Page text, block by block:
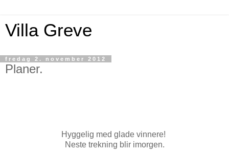
Villa Greve
fredag 2. november 2012
Planer.
Hyggelig med glade vinnere!
Neste trekning blir imorgen.